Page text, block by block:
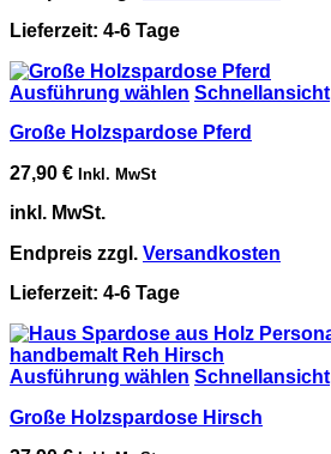
Lieferzeit: 4-6 Tage
Ausführung wählen Schnellansicht
Große Holzspardose Pferd
27,90 € Inkl. MwSt
inkl. MwSt.
Endpreis zzgl. Versandkosten
Lieferzeit: 4-6 Tage
Ausführung wählen Schnellansicht
Große Holzspardose Hirsch